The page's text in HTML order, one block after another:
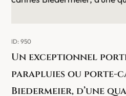
ID: 950
Un exceptionnel
parapluies ou porte-
Biedermeier, d’une